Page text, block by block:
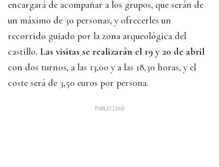
encargará de acompañar a los grupos, que serán de
un máximo de 30 personas, y ofrecerles un
recorrido guiado por la zona arqueológica del
castillo. Las visitas se realizarán el 19 y 20 de abril
con dos turnos, a las 13,00 y a las 18,30 horas, y el
coste será de 3,50 euros por persona.